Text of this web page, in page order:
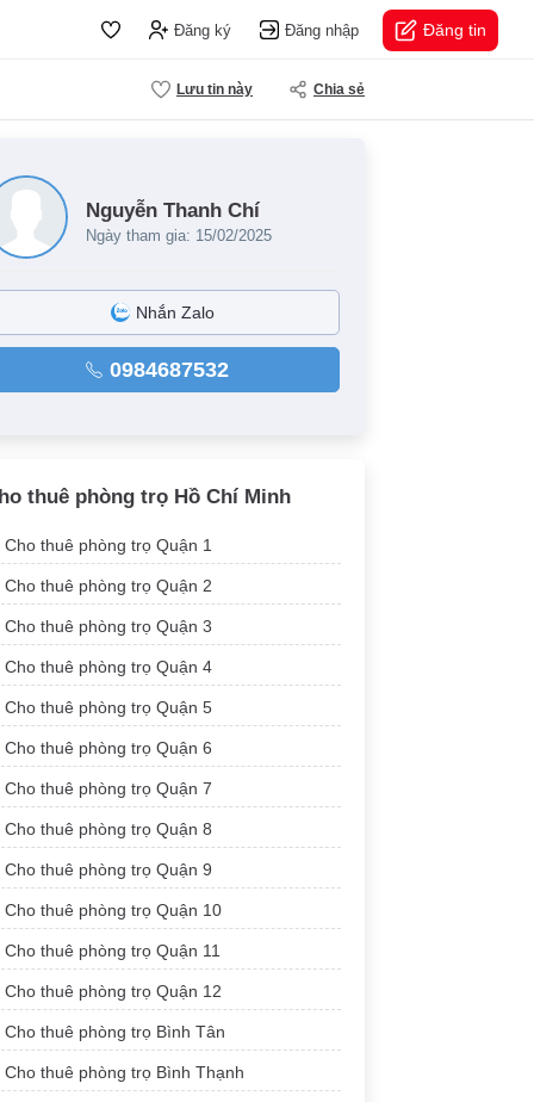
Đăng ký Đăng nhập Đăng tin
Lưu tin này Chia sẻ
Nguyễn Thanh Chí
Ngày tham gia: 15/02/2025
Nhắn Zalo
0984687532
thuê phòng trọ Hồ Chí Minh
Cho thuê phòng trọ Quận 1
Cho thuê phòng trọ Quận 2
Cho thuê phòng trọ Quận 3
Cho thuê phòng trọ Quận 4
Cho thuê phòng trọ Quận 5
Cho thuê phòng trọ Quận 6
Cho thuê phòng trọ Quận 7
Cho thuê phòng trọ Quận 8
Cho thuê phòng trọ Quận 9
Cho thuê phòng trọ Quận 10
Cho thuê phòng trọ Quận 11
Cho thuê phòng trọ Quận 12
Cho thuê phòng trọ Bình Tân
Cho thuê phòng trọ Bình Thạnh